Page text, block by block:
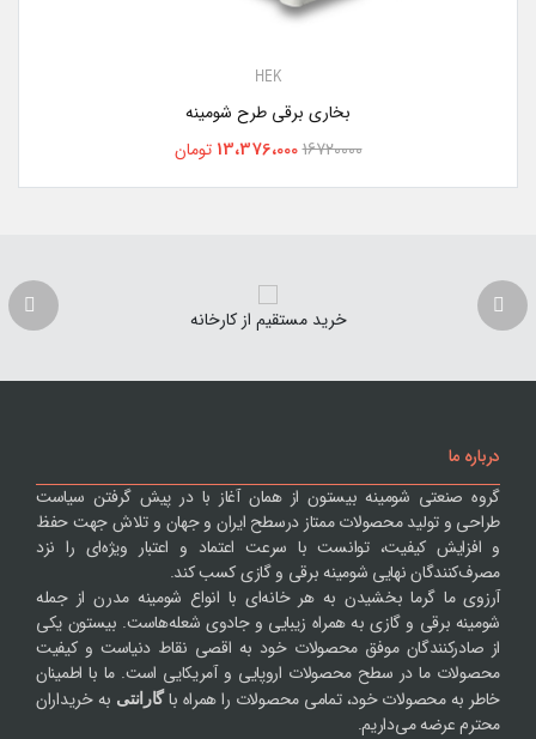
HEK
بخاری برقی طرح شومینه
1672000013،376،000 تومان
خرید مستقیم از کارخانه
درباره ما
گروه صنعتی شومینه بیستون از همان آغاز با در پیش گرفتن سیاست
طراحی و تولید محصولات ممتاز درسطح ایران و جهان و تلاش جهت حفظ
و افزایش کیفیت، توانست با سرعت اعتماد و اعتبار ویژه‌ای را نزد
مصرف‌کنندگان نهایی شومینه برقی و گازی کسب کند.
آرزوی ما گرما بخشیدن به هر خانه‌ای با انواع شومینه مدرن از جمله
شومینه برقی و گازی به همراه زیبایی و جادوی شعله‌هاست. بیستون یکی
از صادرکنندگان موفق محصولات خود به اقصی نقاط دنیاست و کیفیت
محصولات ما در سطح محصولات اروپایی و آمریکایی است. ما با اطمینان
خاطر به محصولات خود، تمامی محصولات را همراه باگارانتی به خریداران
محترم عرضه می‌داریم.